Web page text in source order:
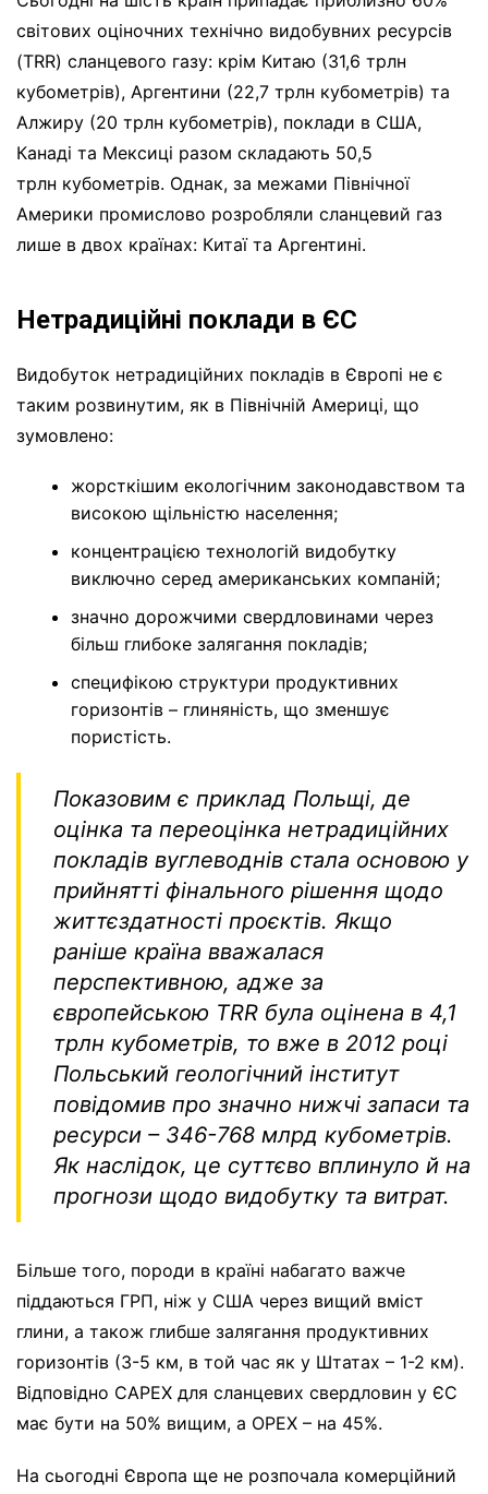
світових оціночних технічно видобувних ресурсів
(TRR) сланцевого газу: крім Китаю (31,6 трлн
кубометрів), Аргентини (22,7 трлн кубометрів) та
Алжиру (20 трлн кубометрів), поклади в США,
Канаді та Мексиці разом складають 50,5
трлн кубометрів. Однак, за межами Північної
Америки промислово розробляли сланцевий газ
лише в двох країнах: Китаї та Аргентині.
Нетрадиційні поклади в ЄС
Видобуток нетрадиційних покладів в Європі не є
таким розвинутим, як в Північній Америці, що
зумовлено:
жорсткішим екологічним законодавством та
високою щільністю населення;
концентрацією технологій видобутку
виключно серед американських компаній;
значно дорожчими свердловинами через
більш глибоке залягання покладів;
специфікою структури продуктивних
горизонтів – глиняність, що зменшує
пористість.
Показовим є приклад Польщі, де
оцінка та переоцінка нетрадиційних
покладів вуглеводнів стала основою у
прийнятті фінального рішення щодо
життєздатності проєктів. Якщо
раніше країна вважалася
перспективною, адже за
європейською TRR була оцінена в 4,1
трлн кубометрів, то вже в 2012 році
Польський геологічний інститут
повідомив про значно нижчі запаси та
ресурси – 346-768 млрд кубометрів.
Як наслідок, це суттєво вплинуло й на
прогнози щодо видобутку та витрат.
Більше того, породи в країні набагато важче
піддаються ГРП, ніж у США через вищий вміст
глини, а також глибше залягання продуктивних
горизонтів (3-5 км, в той час як у Штатах – 1-2 км).
Відповідно CAPEX для сланцевих свердловин у ЄС
має бути на 50% вищим, а OPEX – на 45%.
На сьогодні Європа ще не розпочала комерційний